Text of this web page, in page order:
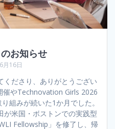
お知らせ
月16日
ださり、ありがとうござい
催やTechnovation Girls 2026
組みが続いた1か月でした。
米国・ボストンでの実践型
Fellowship」を修了し、帰